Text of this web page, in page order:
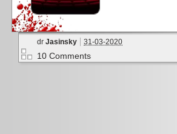
dr Jasinsky 31-03-2020
10 Comments